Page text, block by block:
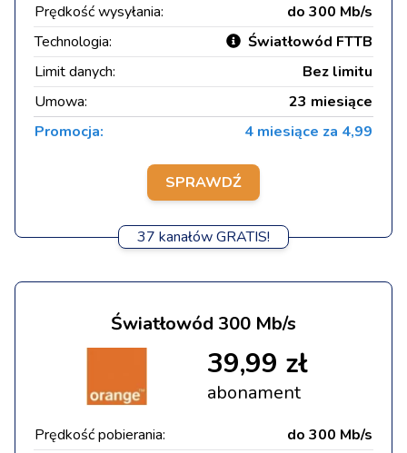
Prędkość wysyłania:
do 300 Mb/s
Technologia:
Światłowód FTTB
Limit danych:
Bez limitu
Umowa:
23 miesiące
Promocja:
4 miesiące za 4,99
SPRAWDŹ
37 kanałów GRATIS!
Światłowód 300 Mb/s
39,99 zł
abonament
Prędkość pobierania:
do 300 Mb/s